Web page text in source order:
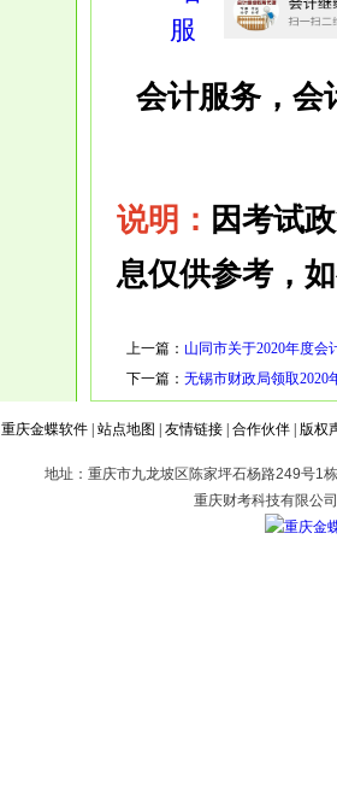
会计服务， 会
说明： 因考试
息仅供参考，
上一篇： 山同市关于2020年度
下一篇： 无锡市财政局领取2020
重庆金蝶软件 站点地图 友情链接 合作伙伴 版权
地址：重庆市九龙坡区陈家坪石杨路249号1
重庆财考科技有限公